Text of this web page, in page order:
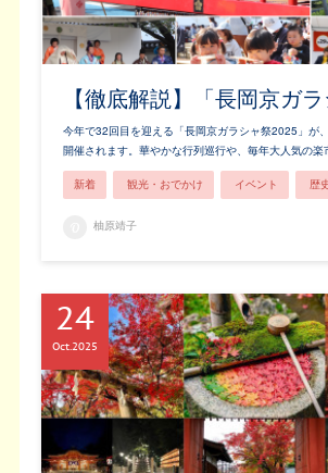
【徹底解説】「長岡京ガ
今年で32回目を迎える「長岡京ガラシャ祭2025」が
開催されます。華やかな行列巡行や、毎年大人気の
新着 観光・おでかけ イベント 歴
柚原靖子
24
Oct2025